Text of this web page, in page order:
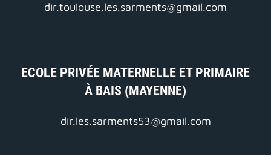
dir.toulouse.les.sarments@gmail.com
ECOLE PRIVÉE MATERNELLE ET PRIMAIRE
À BAIS (MAYENNE)
dir.les.sarments53@gmail.com